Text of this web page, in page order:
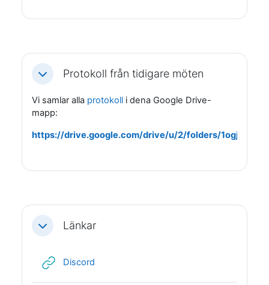
Fäll ihopProtokoll från tidigare möten
Vi samlar alla protokoll i dena Google Drive-
mapp:
https://drive.google.com/drive/u/2/folders/
Fäll ihopLänkar
Discord